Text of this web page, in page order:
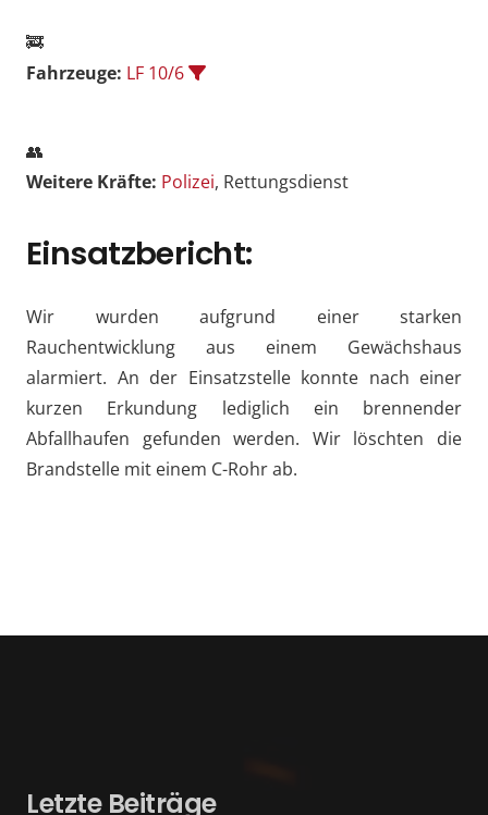
🚒
Fahrzeuge: LF 10/6
👥
Weitere Kräfte: Polizei, Rettungsdienst
Einsatzbericht:
Wir wurden aufgrund einer starken
Rauchentwicklung aus einem Gewächshaus
alarmiert. An der Einsatzstelle konnte nach einer
kurzen Erkundung lediglich ein brennender
Abfallhaufen gefunden werden. Wir löschten die
Brandstelle mit einem C-Rohr ab.
Letzte Beiträge